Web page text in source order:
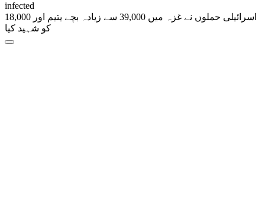
infected
اسرائیلی حملوں نے غزہ میں 39,000 سے زیادہ بچے یتیم اور 18,000
کو شہید کیا